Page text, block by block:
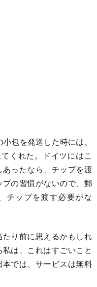
包を発送した時には、
くれた。ドイツにはこ
ったなら、チップを渡
の習慣がないので、郵
チップを渡す必要がな
り前に思えるかもしれ
は、これはすごいこと
では、サービスは無料